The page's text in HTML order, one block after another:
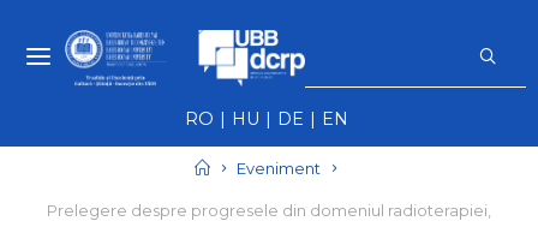
EVENIMENTE
UBB
RO HU DE EN
Home
Eveniment
Prelegere despre progresele din domeniul radioterapiei,